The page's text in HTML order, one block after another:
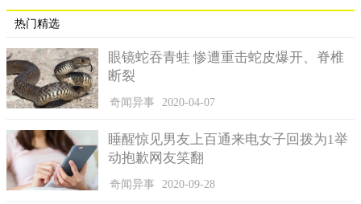
综合诸多考古线索，这具骨骸被推断为女战士。
也是亚美尼亚高山地区洛里省发现的第2名女战士。据媒体报导，
美国DC漫画《神力女超人》就是以古希腊神话中亚马逊人的形象
为基础。
热门精选
眼镜蛇吞青蛙 惨遭重击蛇皮爆开、脊椎
断裂
奇闻异事 2020-04-07
睡醒惊见男友上百通来电女子回拨为1举
动抱歉网友笑翻
奇闻异事 2020-09-28